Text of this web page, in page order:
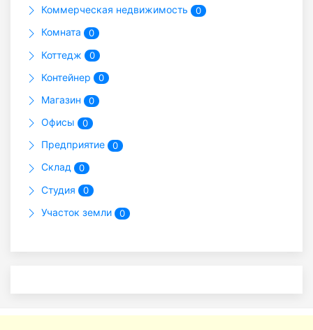
Коммерческая недвижимость 0
Комната 0
Коттедж 0
Контейнер 0
Магазин 0
Офисы 0
Предприятие 0
Склад 0
Студия 0
Участок земли 0